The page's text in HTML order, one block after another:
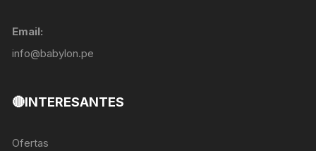
Email:
info@babylon.pe
🔴INTERESANTES
Ofertas